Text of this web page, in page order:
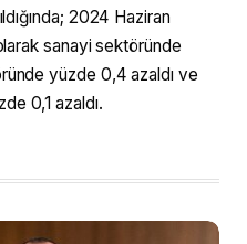
2024 Haziran
sanayi sektöründe
yüzde 0,4 azaldı ve
0,1 azaldı.